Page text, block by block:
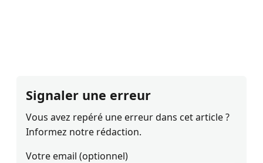
Signaler une erreur
Vous avez repéré une erreur dans cet article ?
Informez notre rédaction.
Votre email (optionnel)